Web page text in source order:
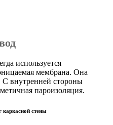
используется
мембрана. Она
С внутренней стороны
пароизоляция.
стены